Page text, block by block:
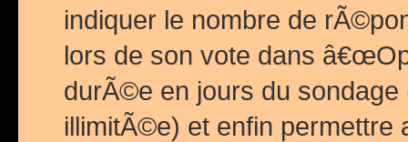
indiquer le nombre de
lors de son vote dans
durÃ©e en jours du
illimitÃ©e) et enfin permettre